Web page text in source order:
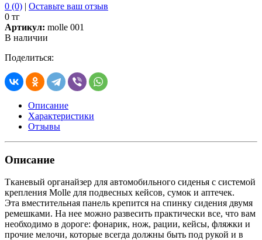
0 (0) | Оставьте ваш отзыв
0 тг
Артикул: molle 001
В наличии
Поделиться:
Описание
Характеристики
Отзывы
Описание
Тканевый органайзер для автомобильного сиденья с системой
крепления Molle для подвесных кейсов, сумок и аптечек.
Эта вместительная панель крепится на спинку сидения двумя
ремешками. На нее можно развесить практически все, что вам
необходимо в дороге: фонарик, нож, рации, кейсы, фляжки и
прочие мелочи, которые всегда должны быть под рукой и в